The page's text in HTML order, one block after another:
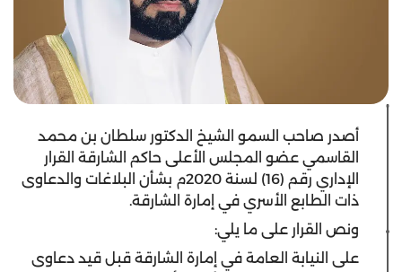
أصدر صاحب السمو الشيخ الدكتور سلطان بن محمد
القاسمي عضو المجلس الأعلى حاكم الشارقة القرار
الإداري رقم (16) لسنة 2020م بشأن البلاغات والدعاوى
ذات الطابع الأسري في إمارة الشارقة.
ونص القرار على ما يلي:
على النيابة العامة في إمارة الشارقة قبل قيد دعاوى